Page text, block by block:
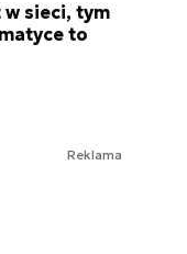
sieci, tym
to
Reklama